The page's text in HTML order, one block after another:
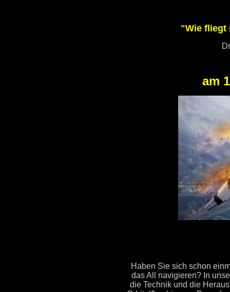
"Wie fliegt
am
Haben Sie sich schon
das All navigieren? In
die Technik und die